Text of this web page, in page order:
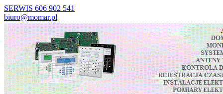
SERWIS 606 902 541
biuro@momar.pl